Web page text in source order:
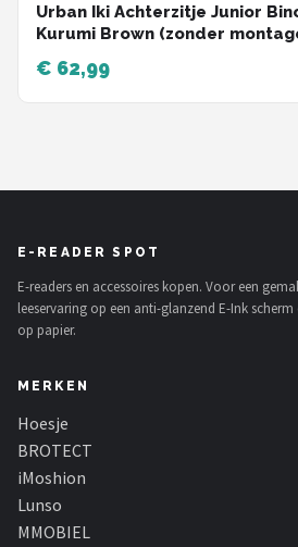
Urban Iki Achterzitje Junior
Kurumi Brown (zonder
€ 62,99
E-READER SPOT
E-readers en accessoires kopen. Voor een
leeservaring op een anti-glanzend E-Ink
op papier.
MERKEN
Hoesje
BROTECT
iMoshion
Lunso
MMOBIEL